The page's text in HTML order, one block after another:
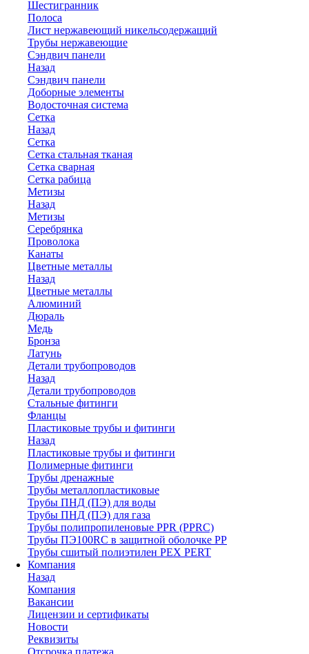
Шестигранник
Полоса
Лист нержавеющий никельсодержащий
Трубы нержавеющие
Сэндвич панели
Назад
Сэндвич панели
Доборные элементы
Водосточная система
Сетка
Назад
Сетка
Сетка стальная тканая
Сетка сварная
Сетка рабица
Метизы
Назад
Метизы
Серебрянка
Проволока
Канаты
Цветные металлы
Назад
Цветные металлы
Алюминий
Дюраль
Медь
Бронза
Латунь
Детали трубопроводов
Назад
Детали трубопроводов
Стальные фитинги
Фланцы
Пластиковые трубы и фитинги
Назад
Пластиковые трубы и фитинги
Полимерные фитинги
Трубы дренажные
Трубы металлопластиковые
Трубы ПНД (ПЭ) для воды
Трубы ПНД (ПЭ) для газа
Трубы полипропиленовые PPR (PPRC)
Трубы ПЭ100RC в защитной оболочке PP
Трубы сшитый полиэтилен PEX PERT
Компания
Назад
Компания
Вакансии
Лицензии и сертификаты
Новости
Реквизиты
Отсрочка платежа